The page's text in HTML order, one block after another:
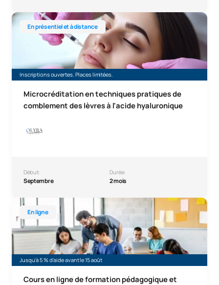
En présentiel et à distance
Inscriptions ouvertes. Places limitées.
Microcréditation en techniques pratiques de
comblement des lèvres à l'acide hyaluronique
Début:
Septembre
Durée:
2 mois
Micro-certificat en techniques pratiques de comblement
En ligne
Jusqu'à 5 % d'aide avant le 15 août
Cours en ligne de formation pédagogique et
Formation en ligne sur la pédagogie et la didactique